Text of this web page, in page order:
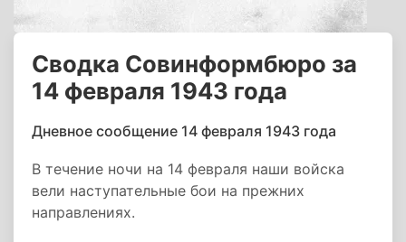
Сводка Совинформбюро за
14 февраля 1943 года
Дневное сообщение 14 февраля 1943 года
В течение ночи на 14 февраля наши войска
вели наступательные бои на прежних
направлениях.